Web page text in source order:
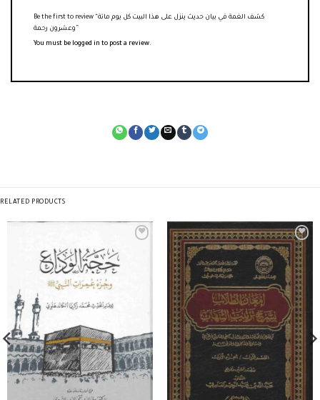
Be the first to review “كشف الغمة في بيان حديث ينزل على هذا البيت كل يوم مائة
You must be logged in to post a review.
RELATED PRODUCTS